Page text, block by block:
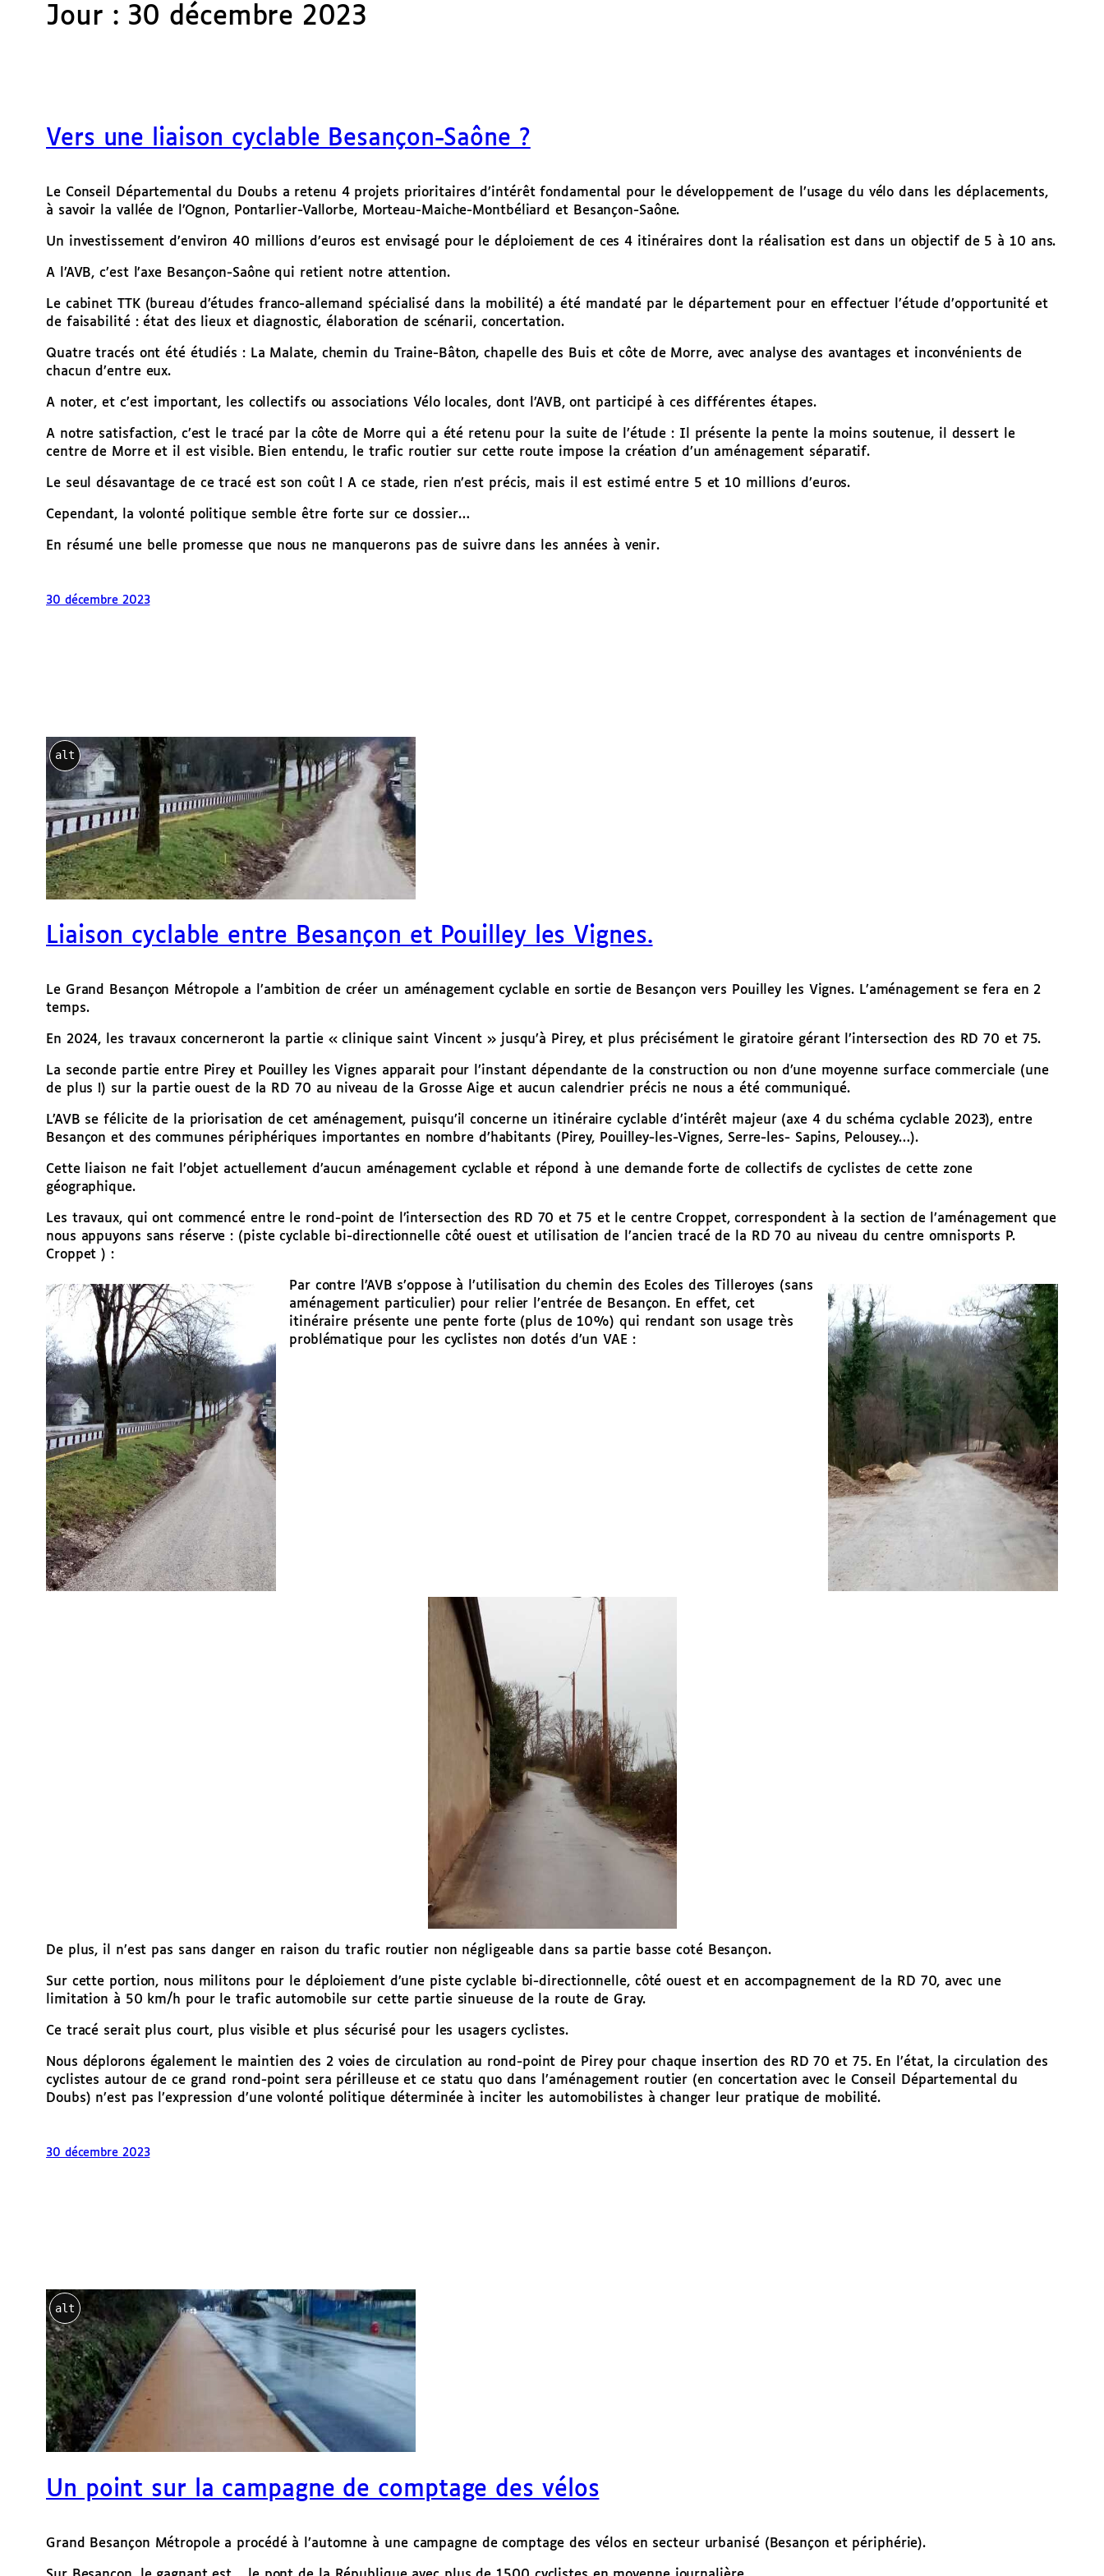
Jour : 30 décembre 2023
Vers une liaison cyclable Besançon-Saône ?
Le Conseil Départemental du Doubs a retenu 4 projets prioritaires d’intérêt fondamental pour le développement de l’usage du vélo dans les déplacements,
à savoir la vallée de l’Ognon, Pontarlier-Vallorbe, Morteau-Maiche-Montbéliard et Besançon-Saône.
Un investissement d’environ 40 millions d’euros est envisagé pour le déploiement de ces 4 itinéraires dont la réalisation est dans un objectif de 5 à 10 ans.
A l’AVB, c’est l’axe Besançon-Saône qui retient notre attention.
Le cabinet TTK (bureau d’études franco-allemand spécialisé dans la mobilité) a été mandaté par le département pour en effectuer l’étude d’opportunité et
de faisabilité : état des lieux et diagnostic, élaboration de scénarii, concertation.
Quatre tracés ont été étudiés : La Malate, chemin du Traine-Bâton, chapelle des Buis et côte de Morre, avec analyse des avantages et inconvénients de
chacun d’entre eux.
A noter, et c’est important, les collectifs ou associations Vélo locales, dont l’AVB, ont participé à ces différentes étapes.
A notre satisfaction, c’est le tracé par la côte de Morre qui a été retenu pour la suite de l’étude : Il présente la pente la moins soutenue, il dessert le
centre de Morre et il est visible. Bien entendu, le trafic routier sur cette route impose la création d’un aménagement séparatif.
Le seul désavantage de ce tracé est son coût ! A ce stade, rien n’est précis, mais il est estimé entre 5 et 10 millions d’euros.
Cependant, la volonté politique semble être forte sur ce dossier…
En résumé une belle promesse que nous ne manquerons pas de suivre dans les années à venir.
30 décembre 2023
alt
Liaison cyclable entre Besançon et Pouilley les Vignes.
Le Grand Besançon Métropole a l’ambition de créer un aménagement cyclable en sortie de Besançon vers Pouilley les Vignes. L’aménagement se fera en 2
temps.
En 2024, les travaux concerneront la partie « clinique saint Vincent » jusqu’à Pirey, et plus précisément le giratoire gérant l’intersection des RD 70 et 75.
La seconde partie entre Pirey et Pouilley les Vignes apparait pour l’instant dépendante de la construction ou non d’une moyenne surface commerciale (une
de plus !) sur la partie ouest de la RD 70 au niveau de la Grosse Aige et aucun calendrier précis ne nous a été communiqué.
L’AVB se félicite de la priorisation de cet aménagement, puisqu’il concerne un itinéraire cyclable d’intérêt majeur (axe 4 du schéma cyclable 2023), entre
Besançon et des communes périphériques importantes en nombre d’habitants (Pirey, Pouilley-les-Vignes, Serre-les- Sapins, Pelousey…).
Cette liaison ne fait l’objet actuellement d’aucun aménagement cyclable et répond à une demande forte de collectifs de cyclistes de cette zone
géographique.
Les travaux, qui ont commencé entre le rond-point de l’intersection des RD 70 et 75 et le centre Croppet, correspondent à la section de l’aménagement que
nous appuyons sans réserve : (piste cyclable bi-directionnelle côté ouest et utilisation de l’ancien tracé de la RD 70 au niveau du centre omnisports P.
Croppet ) :
Par contre l’AVB s’oppose à l’utilisation du chemin des Ecoles des Tilleroyes (sans
aménagement particulier) pour relier l’entrée de Besançon. En effet, cet
itinéraire présente une pente forte (plus de 10%) qui rendant son usage très
problématique pour les cyclistes non dotés d’un VAE :
De plus, il n’est pas sans danger en raison du trafic routier non négligeable dans sa partie basse coté Besançon.
Sur cette portion, nous militons pour le déploiement d’une piste cyclable bi-directionnelle, côté ouest et en accompagnement de la RD 70, avec une
limitation à 50 km/h pour le trafic automobile sur cette partie sinueuse de la route de Gray.
Ce tracé serait plus court, plus visible et plus sécurisé pour les usagers cyclistes.
Nous déplorons également le maintien des 2 voies de circulation au rond-point de Pirey pour chaque insertion des RD 70 et 75. En l’état, la circulation des
cyclistes autour de ce grand rond-point sera périlleuse et ce statu quo dans l’aménagement routier (en concertation avec le Conseil Départemental du
Doubs) n’est pas l’expression d’une volonté politique déterminée à inciter les automobilistes à changer leur pratique de mobilité.
30 décembre 2023
alt
Un point sur la campagne de comptage des vélos
Grand Besançon Métropole a procédé à l’automne à une campagne de comptage des vélos en secteur urbanisé (Besançon et périphérie).